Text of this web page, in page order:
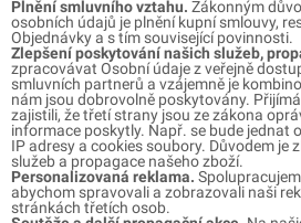
Plnění smluvního vztahu. Zákonným
osobních údajů je plnění kupní smlouvy,
Objednávky a s tím související povinnosti.
Zlepšení poskytování našich služeb,
zpracovávat Osobní údaje z veřejně
smluvních partnerů a vzájemně je
nám jsou dobrovolně poskytovány.
zajistili, že třetí strany jsou ze zákona
informace poskytly. Např. se bude jednat
IP adresy a cookies soubory. Důvodem je
služeb a propagace našeho zboží.
Personalizovaná reklama.
abychom spravovali a zobrazovali naši
stránkách třetích osob.